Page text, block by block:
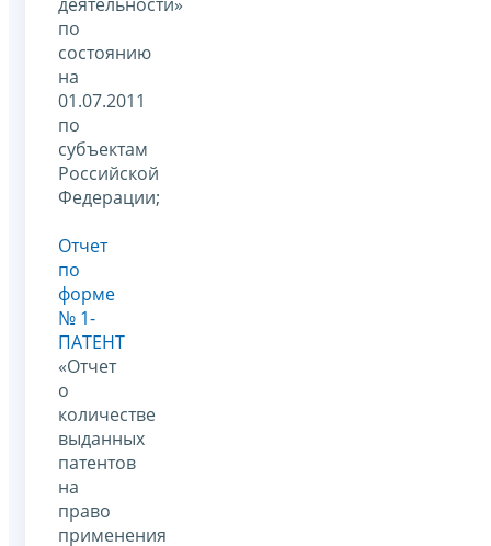
по
состоянию
на
01.07.2011
по
субъектам
Российской
Федерации;
Отчет
по
форме
№ 1-
ПАТЕНТ
«Отчет
о
количестве
выданных
патентов
на
право
применения